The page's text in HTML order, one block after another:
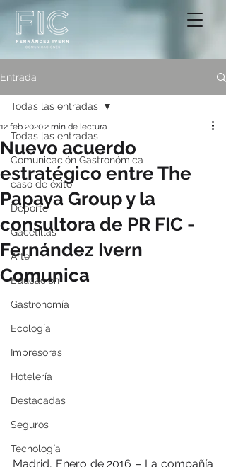
Entrada
Todas las entradas
Comunicación Gastronómica
caso de éxito
Deporte
Gacetillas
Arte
Educación
Gastronomía
Ecología
Impresoras
Hotelería
Destacadas
Seguros
Tecnología
Todas las entradas
Nuevo acuerdo
estratégico entre The
Papaya Group y la
consultora de PR FIC -
Fernández Ivern
Comunica
12 feb 20202 min de lectura
Madrid, Enero de 2016 – La compañía